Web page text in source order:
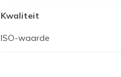
Kwaliteit
ISO-waarde